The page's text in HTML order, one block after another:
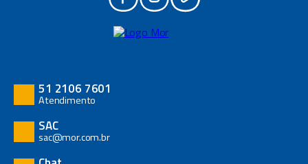
51 2106 7601
Atendimento
SAC
sac@mor.com.br